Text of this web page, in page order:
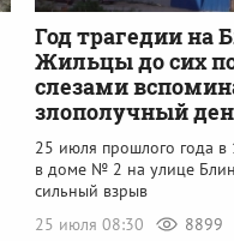
Год трагедии на
Жильцы до сих
слезами
злополучный
25 июля прошлого года в
в доме № 2 на улице
сильный взрыв
25 июля 08:30
8899